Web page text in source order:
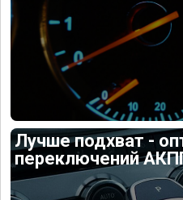
Лучше подхват -
переключений